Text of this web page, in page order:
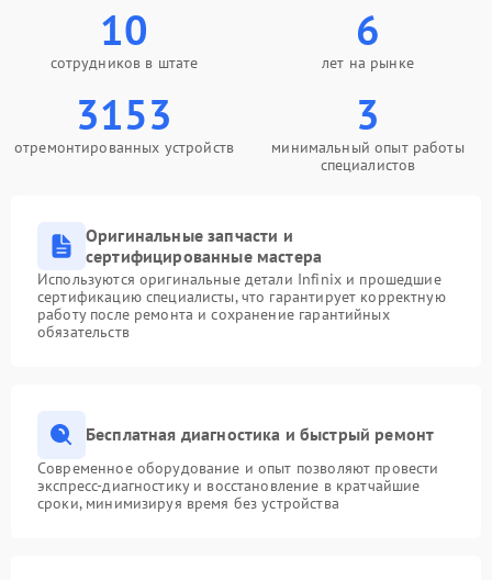
10
сотрудников в штате
6
лет на рынке
3153
отремонтированных устройств
3
минимальный опыт работы
специалистов
Оригинальные запчасти и
сертифицированные мастера
Используются оригинальные детали Infinix и прошедшие
сертификацию специалисты, что гарантирует корректную
работу после ремонта и сохранение гарантийных
обязательств
Бесплатная диагностика и быстрый ремонт
Современное оборудование и опыт позволяют провести
экспресс-диагностику и восстановление в кратчайшие
сроки, минимизируя время без устройства